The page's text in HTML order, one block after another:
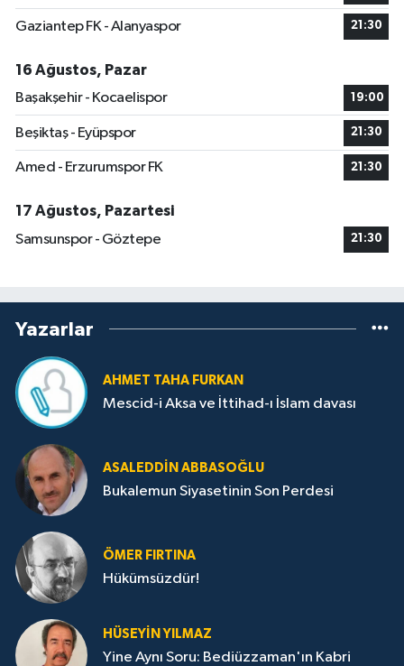
Gaziantep FK - Alanyaspor 21:30
16 Ağustos, Pazar
Başakşehir - Kocaelispor
19:00
Beşiktaş - Eyüpspor 21:30
Amed - Erzurumspor FK 21:30
17 Ağustos, Pazartesi
Samsunspor - Göztepe
21:30
Yazarlar
AHMET TAHA FURKAN
Mescid-i Aksa ve İttihad-ı İslam davası
ASALEDDIN ABBASOĞLU
Bukalemun Siyasetinin Son Perdesi
ÖMER FIRTINA
Hükümsüzdür!
HÜSEYIN YILMAZ
Yine Aynı Soru: Bediüzzaman'ın Kabri